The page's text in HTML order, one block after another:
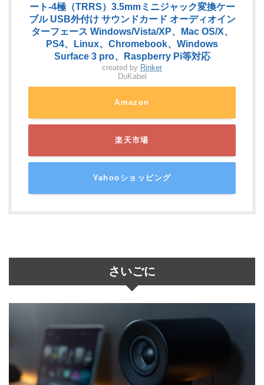
ート-4極（TRRS）3.5mmミニジャック変換ケー
ブル USB外付け サウンドカード オーディオイン
ターフェース Windows/Vista/XP、Mac OS/X、
PS4、Linux、Chromebook、Windows
Surface 3 pro、Raspberry Pi等対応
created by Rinker
DuKabel
Amazon
楽天市場
Yahooショッピング
さいごに